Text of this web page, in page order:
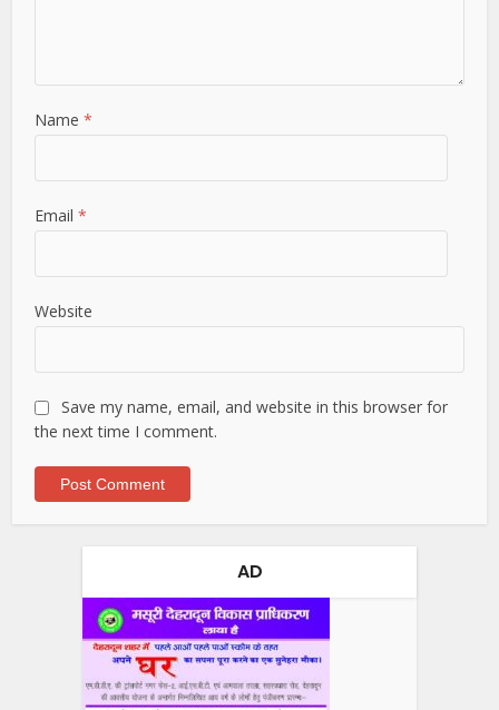
Name*
Email*
Website
Save my name, email, and website in this browser for
the next time I comment.
AD